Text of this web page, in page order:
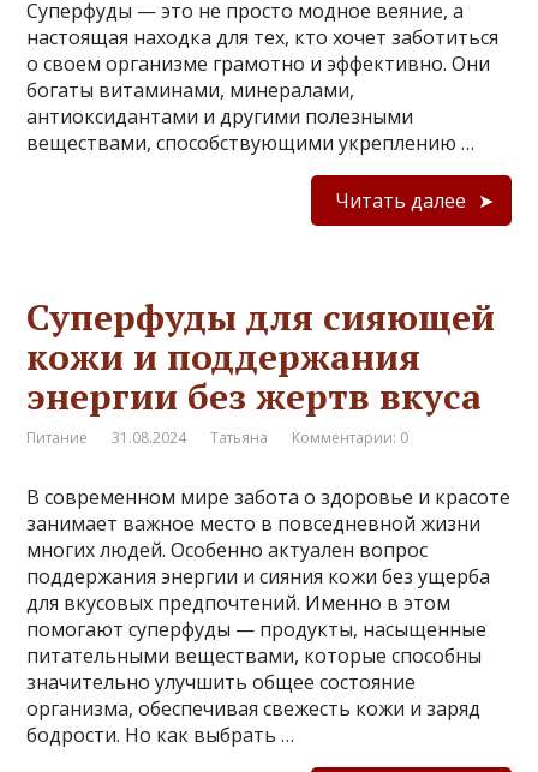
Суперфуды — это не просто модное веяние, а
настоящая находка для тех, кто хочет заботиться
о своем организме грамотно и эффективно. Они
богаты витаминами, минералами,
антиоксидантами и другими полезными
веществами, способствующими укреплению …
Читать далее
Суперфуды для сияющей
кожи и поддержания
энергии без жертв вкуса
Питание 31.08.2024 Татьяна Комментарии: 0
В современном мире забота о здоровье и красоте
занимает важное место в повседневной жизни
многих людей. Особенно актуален вопрос
поддержания энергии и сияния кожи без ущерба
для вкусовых предпочтений. Именно в этом
помогают суперфуды — продукты, насыщенные
питательными веществами, которые способны
значительно улучшить общее состояние
организма, обеспечивая свежесть кожи и заряд
бодрости. Но как выбрать …